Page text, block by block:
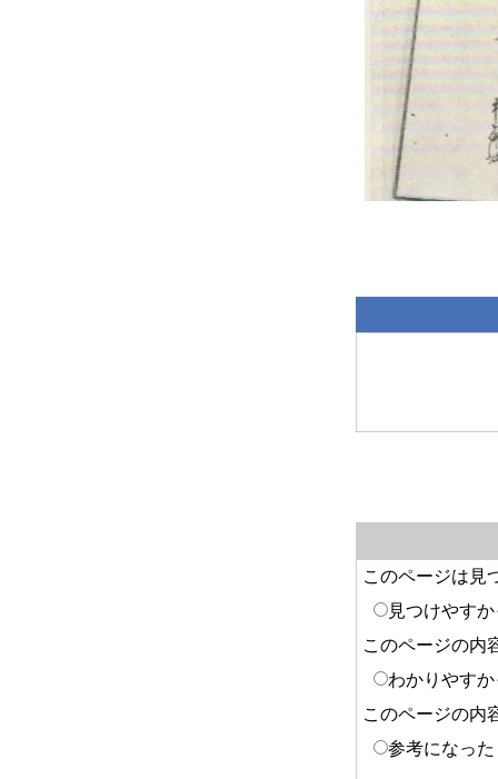
このページは見
見つけやす
このページの内
わかりやす
このページの内
参考になった